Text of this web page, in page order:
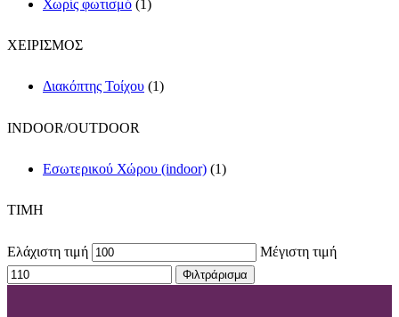
Χωρίς φωτισμό (1)
ΧΕΙΡΙΣΜΟΣ
Διακόπτης Τοίχου (1)
INDOOR/OUTDOOR
Εσωτερικού Χώρου (indoor) (1)
TIMH
Ελάχιστη τιμή Μέγιστη τιμή
Φιλτράρισμα